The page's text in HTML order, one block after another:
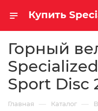
Горный
Sport Disc
Главная — Каталог —